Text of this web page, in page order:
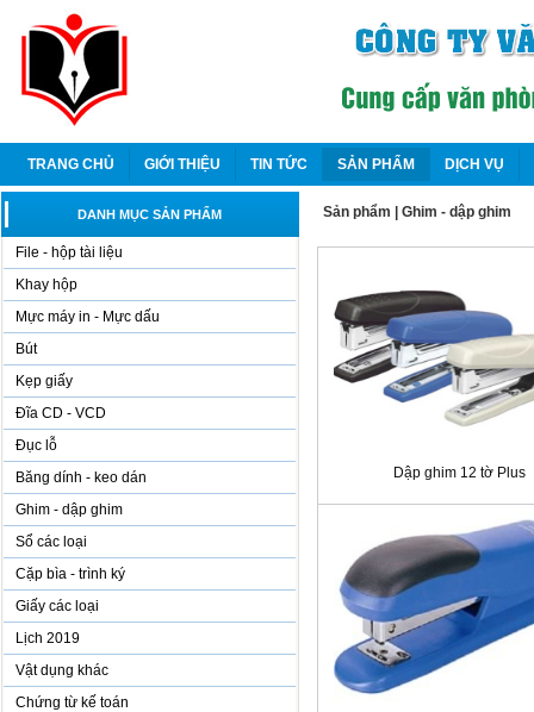
TRANG CHỦ GIỚI THIỆU TIN TỨC SẢN PHẨM DỊCH VỤ
DANH MỤC SẢN PHẨM
File - hộp tài liệu
Khay hộp
Mực máy in - Mực dấu
Bút
Kẹp giấy
Đĩa CD - VCD
Đục lỗ
Băng dính - keo dán
Ghim - dập ghim
Sổ các loại
Cặp bìa - trình ký
Giấy các loại
Lịch 2019
Vật dụng khác
Chứng từ kế toán
Sản phẩm Ghim - dập ghim
Dập ghim 12 tờ Plus